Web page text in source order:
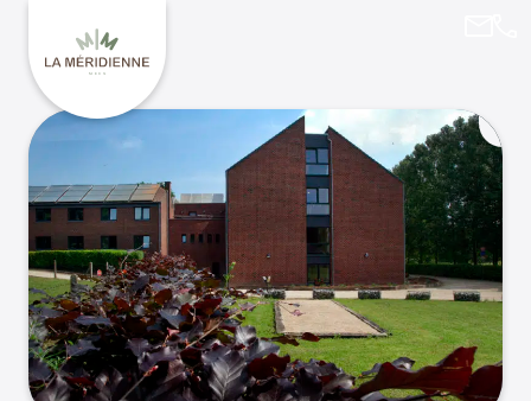
Retourner à l'accueil de La Méridienne